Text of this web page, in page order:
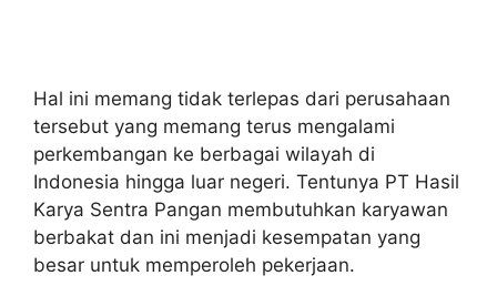
Hal ini memang tidak terlepas dari perusahaan
tersebut yang memang terus mengalami
perkembangan ke berbagai wilayah di
Indonesia hingga luar negeri. Tentunya PT Hasil
Karya Sentra Pangan membutuhkan karyawan
berbakat dan ini menjadi kesempatan yang
besar untuk memperoleh pekerjaan.